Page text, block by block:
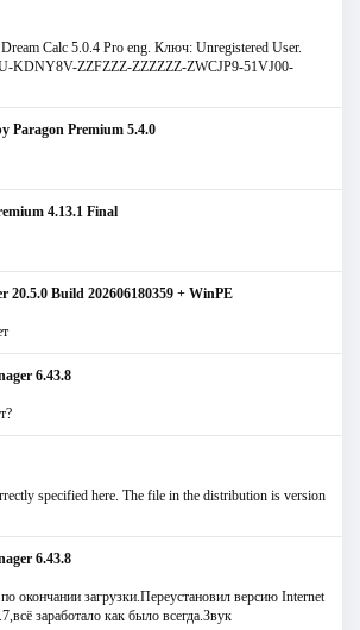
Calc 5.0.4 Pro eng. Ключ: Unregistered User.
KDNY8V-ZZFZZZ-ZZZZZZ-ZWCJP9-51VJ00-
Paragon Premium 5.4.0
4.13.1 Final
20.5.0 Build 202606180359 + WinPE
6.43.8
specified here. The file in the distribution is version
6.43.8
окончании загрузки.Переустановил версию Internet
заработало как было всегда.Звук